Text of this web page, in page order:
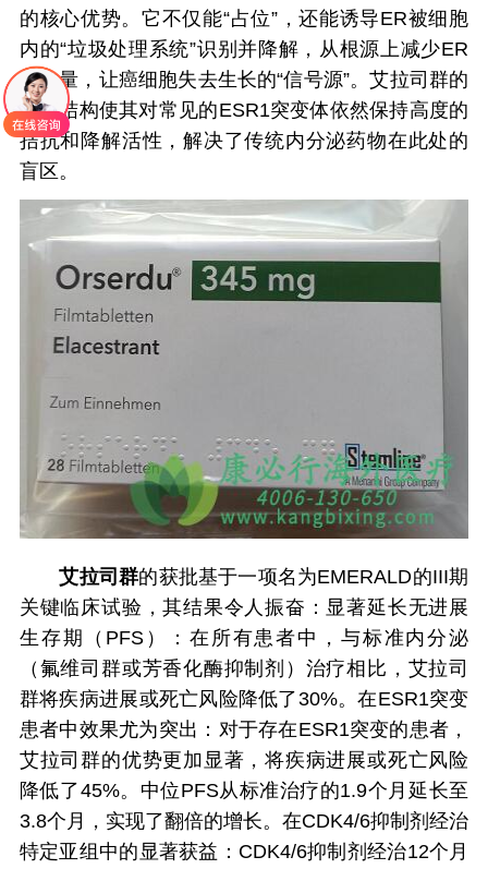
的核心优势。它不仅能“占位”，还能诱导ER被细胞
内的“垃圾处理系统”识别并降解，从根源上减少ER
的数量，让癌细胞失去生长的“信号源”。艾拉司群的
独特结构使其对常见的ESR1突变体依然保持高度的
拮抗和降解活性，解决了传统内分泌药物在此处的
盲区。
艾拉司群的获批基于一项名为EMERALD的III期
关键临床试验，其结果令人振奋：显著延长无进展
生存期（PFS）：在所有患者中，与标准内分泌
（氟维司群或芳香化酶抑制剂）治疗相比，艾拉司
群将疾病进展或死亡风险降低了30%。在ESR1突变
患者中效果尤为突出：对于存在ESR1突变的患者，
艾拉司群的优势更加显著，将疾病进展或死亡风险
降低了45%。中位PFS从标准治疗的1.9个月延长至
3.8个月，实现了翻倍的增长。在CDK4/6抑制剂经治
特定亚组中的显著获益：CDK4/6抑制剂经治12个月